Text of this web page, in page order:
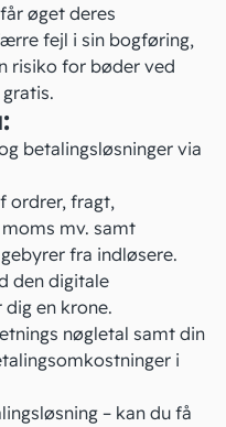
øget deres
fejl i sin bogføring,
risiko for bøder ved
betalingsløsninger via
ordrer, fragt,
mv. samt
fra indløsere.
den digitale
en krone.
nøgletal samt din
i
– kan du få